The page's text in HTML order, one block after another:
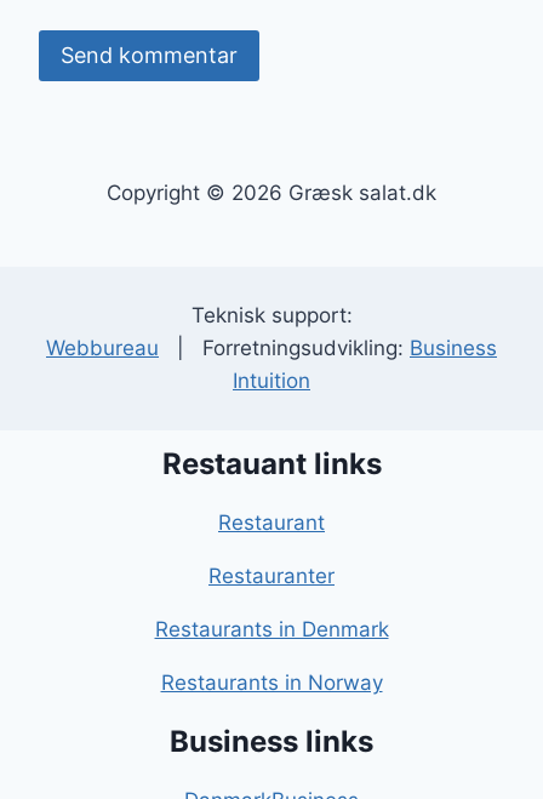
Copyright © 2026 Græsk salat.dk
Teknisk support:
Webbureau | Forretningsudvikling: Business
Intuition
Restauant links
Restaurant
Restauranter
Restaurants in Denmark
Restaurants in Norway
Business links